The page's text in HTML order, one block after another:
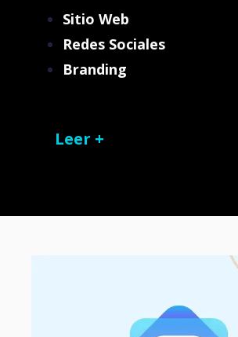
Sitio Web
Redes Sociales
Branding
Leer +